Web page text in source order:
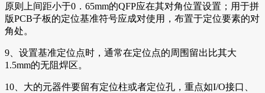
原则上间距小于0．65mm的QFP应在其对角位置设置；用于拼
版PCB子板的定位基准符号应成对使用，布置于定位要素的对
角处。
9、设置基准定位点时，通常在定位点的周围留出比其大
1.5mm的无阻焊区。
10、大的元器件要留有定位柱或者定位孔，重点如I/O接口、